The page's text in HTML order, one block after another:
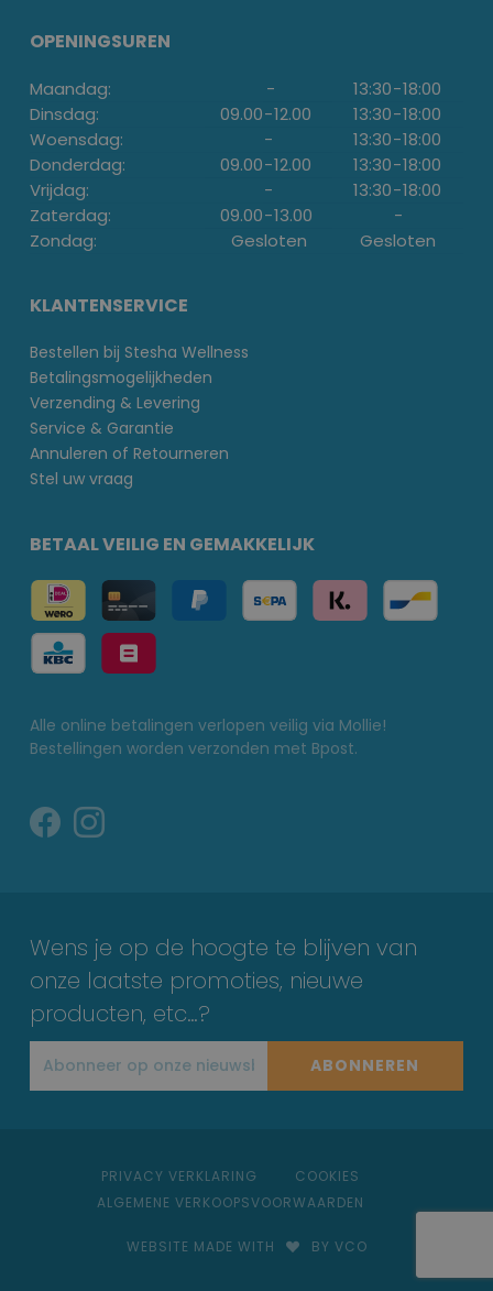
OPENINGSUREN
Maandag: - 13:30-18:00
Dinsdag:
09.00-12.00 13:30-18:00
Woensdag:
- 13:30-18:00
Donderdag:
09.00-12.00 13:30-18:00
Vrijdag:
- 13:30-18:00
Zaterdag:
09.00-13.00
-
Zondag:
Gesloten Gesloten
KLANTENSERVICE
Bestellen bij Stesha Wellness
Betalingsmogelijkheden
Verzending & Levering
Service & Garantie
Annuleren of Retourneren
Stel uw vraag
BETAAL VEILIG EN GEMAKKELIJK
Alle online betalingen verlopen veilig via Mollie!
Bestellingen worden verzonden met Bpost.
Wens je op de hoogte te blijven van
onze laatste promoties, nieuwe
producten, etc…?
ABONNEREN
PRIVACY VERKLARING
COOKIES
ALGEMENE VERKOOPSVOORWAARDEN
WEBSITE MADE WITH BY VCO